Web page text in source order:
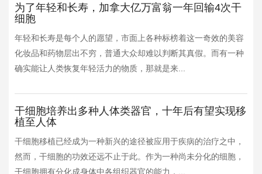
为了年轻和长寿，加拿大亿万富翁一年回输4次干
细胞
年轻和长寿是每个人的愿望，市面上各种标榜着这一奇效的美容
化妆品和药物层出不穷，普通大众却难以判断其真假。而有一种
确实能让人类恢复年轻活力的物质，那就是来...
干细胞培养出多种人体类器官，十年后有望实现移
植至人体
干细胞移植已经成为一种新兴的途径被应用于疾病的治疗之中，
然而，干细胞的功效还远不止于此。作为一种尚未分化的细胞，
干细胞拥有分化成身体中各组织器官的能力，...